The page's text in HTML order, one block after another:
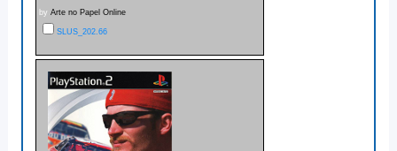
by Arte no Papel Online
SLUS_202.66